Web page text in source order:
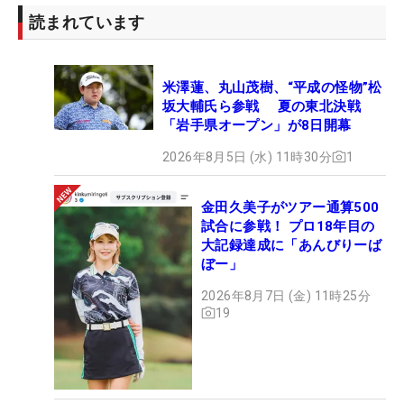
「持ち球はドローなのですけど、今日はフェード目
の球を多用することが多くて、途中から『あれ、俺
フェーダーだったかな』と思うくらい。ちょっと自
信を持ってプレーできて逆に今日はドローボールが
成功しなかった。フェードは意外と安定しています
気づいて、フェードを打つことでドローの質も上が
ったのかな。普段の練習場ではフェードボールはほ
ぼ練習しないけど『取り入れるとドローの質も上が
るかもしれない』ときょう思ったので、来週はオー
プンウィークなので、その辺も試しながら練習する
のも楽しみです」（同）
【木下稜介の優勝ギア】
1W：キャロウェイROGUE ST MAX LS（9°NXGR
60Xプロトタイプ）
読まれています
米澤蓮、丸山茂樹、“平成の怪物”松
坂大輔氏ら参戦 夏の東北決戦
「岩手県オープン」が8日開幕
2026年8月5日 (水) 11時30分 1
金田久美子がツアー通算500
試合に参戦！ プロ18年目の
大記録達成に「あんびりーば
ぼー」
2026年8月7日 (金) 11時25分
19